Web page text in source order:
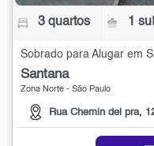
3 quartos 1
Sobrado para Alugar em
Santana
Zona Norte - São Paulo
Rua Chemin del pra,